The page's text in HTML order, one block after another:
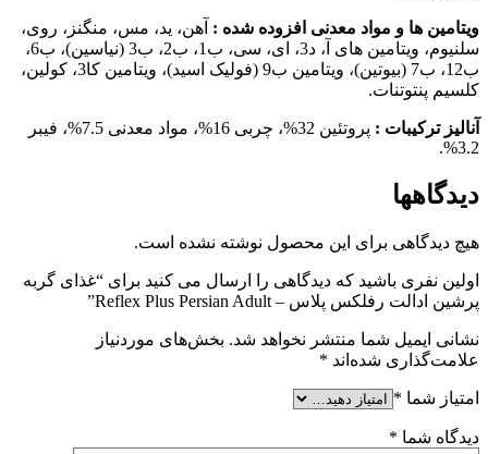
ویتامین ها و مواد معدنی افزوده شده : آهن، ید، مس، منگنز، روی،
سلنیوم، ویتامین های آ، د3، ای، سی، ب1، ب2، ب3 (نیاسین)، ب6،
ب12، ب7 (بیوتین)، ویتامین ب9 (فولیک اسید)، ویتامین کا3، کولین،
کلسیم پنتوتنات.
آنالیز ترکیبات :
پروتئین 32%، چربی 16%، مواد معدنی 7.5%، فیبر
3.2%.
دیدگاهها
هیچ دیدگاهی برای این محصول نوشته نشده است.
اولین نفری باشید که دیدگاهی را ارسال می کنید برای “غذای گربه
پرشین ادالت رفلکس پلاس – Reflex Plus Persian Adult”
نشانی ایمیل شما منتشر نخواهد شد. بخش‌های موردنیاز
علامت‌گذاری شده‌اند *
امتیاز شما *
دیدگاه شما *